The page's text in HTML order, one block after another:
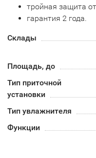
тройная защита
гарантия 2 года.
Склады
Площадь, до
Тип приточной
установки
Тип увлажнителя
Функции